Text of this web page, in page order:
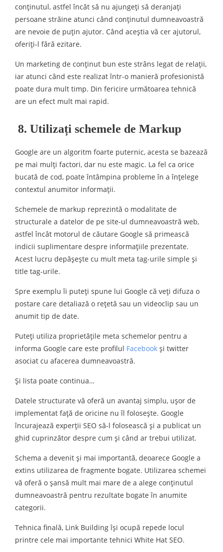
conținutul, astfel încât să nu ajungeți să deranjați
persoane străine atunci când conținutul dumneavoastră
are nevoie de puțin ajutor. Când aceștia vă cer ajutorul,
oferiți-l fără ezitare.
Un marketing de conținut bun este strâns legat de relații,
iar atunci când este realizat într-o manieră profesionistă
poate dura mult timp. Din fericire următoarea tehnică
are un efect mult mai rapid.
8. Utilizați schemele de Markup
Google are un algoritm foarte puternic, acesta se bazează
pe mai mulți factori, dar nu este magic. La fel ca orice
bucată de cod, poate întâmpina probleme în a înțelege
contextul anumitor informații.
Schemele de markup reprezintă o modalitate de
structurale a datelor de pe site-ul dumneavoastră web,
astfel încât motorul de căutare Google să primească
indicii suplimentare despre informațiile prezentate.
Acest lucru depășește cu mult meta tag-urile simple și
title tag-urile.
Spre exemplu îi puteți spune lui Google că veți difuza o
postare care detaliază o rețetă sau un videoclip sau un
anumit tip de date.
Puteți utiliza proprietățile meta schemelor pentru a
informa Google care este profilul Facebook și twitter
asociat cu afacerea dumneavoastră.
Și lista poate continua…
Datele structurate vă oferă un avantaj simplu, ușor de
implementat față de oricine nu îl folosește. Google
încurajează experții SEO să-l folosească și a publicat un
ghid cuprinzător despre cum și când ar trebui utilizat.
Schema a devenit și mai importantă, deoarece Google a
extins utilizarea de fragmente bogate. Utilizarea schemei
vă oferă o șansă mult mai mare de a alege conținutul
dumneavoastră pentru rezultate bogate în anumite
categorii.
Tehnica finală, Link Building își ocupă repede locul
printre cele mai importante tehnici White Hat SEO.